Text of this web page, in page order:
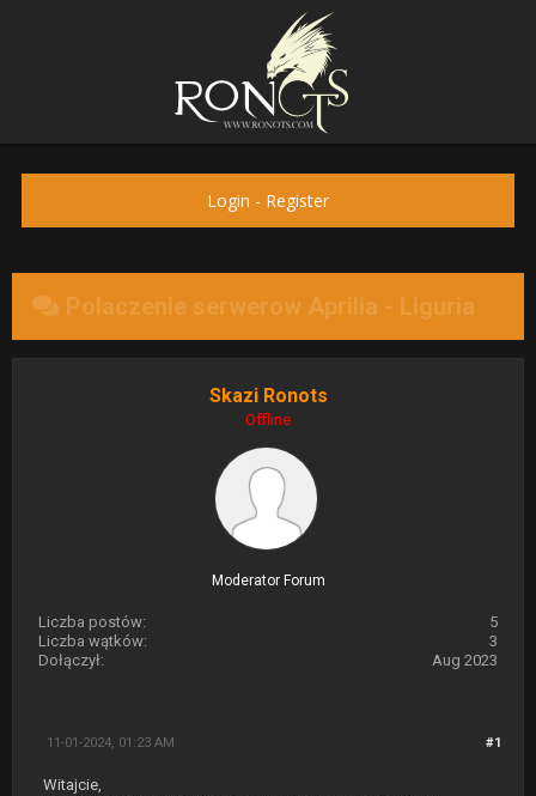
Login - Register
Polaczenie serwerow Aprilia - Liguria
Skazi Ronots
Offline
Moderator Forum
Liczba postów:
5
Liczba wątków:
3
Dołączył:
Aug 2023
#1
11-01-2024, 01:23 AM
Witajcie,